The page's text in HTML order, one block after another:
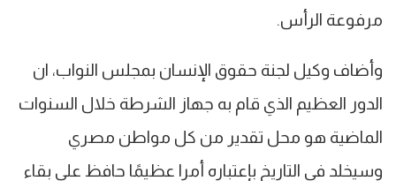
مرفوعة الرأس.
وأضاف وكيل لجنة حقوق الإنسان بمجلس النواب، ان
الدور العظيم الذي قام به جهاز الشرطة خلال السنوات
الماضية هو محل تقدير من كل مواطن مصري
وسيخلد في التاريخ بإعتباره أمرا عظيمًا حافظ على بقاء